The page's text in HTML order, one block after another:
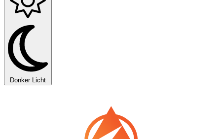
Donker Licht